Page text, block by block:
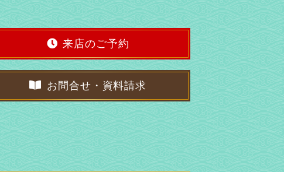
来店のご予約
お問合せ・資料請求